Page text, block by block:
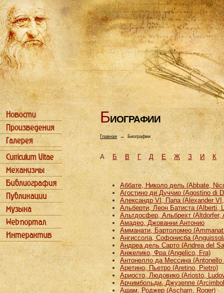
БИОГРАФИИ
Главная→ Биографии
АБ В Г Д Е Ж З И К
Аббате, Николо дель (Abbate,
Агостино ди Дуччио (Agostino di
Александр VI, Папа (Alexander
Альберти, Леон Батиста (Alberti,
Альтдосфер, Альбрехт (Altdorfer,
Амадео, Джованни Антонио
Амманати, Бартоломео
Ангиссола, Софонисба
Андреа дель Сарто (Andrea del
Анжелико, Фра (Angelico, Fra)
Антонелло да Мессина (Antonello
Аретино, Пьетро (Aretino, Pietro)
Ариосто, Людовико (Ariosto,
Арчимбольди, Джузеппе
Ашам, Роджер (Ascham, Roger)